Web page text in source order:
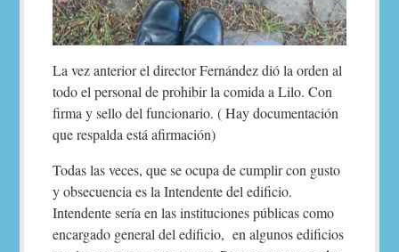
La vez anterior el director Fernández dió la orden al
todo el personal de prohibir la comida a Lilo. Con
firma y sello del funcionario. ( Hay documentación
que respalda está afirmación)
Todas las veces, que se ocupa de cumplir con gusto
y obsecuencia es la Intendente del edificio.
Intendente sería en las instituciones públicas como
encargado general del edificio, en algunos edificios